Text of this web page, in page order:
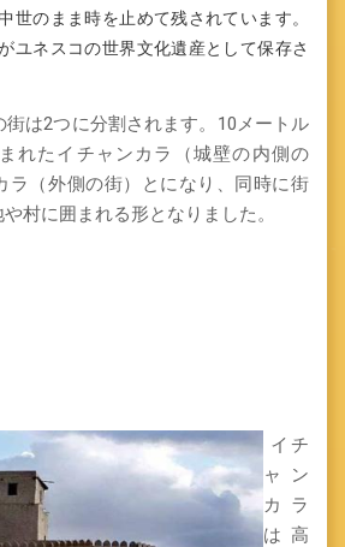
世のまま時を止めて残されています。
ユネスコの世界文化遺産として保存さ
は2つに分割されます。10メートル
れたイチャンカラ（城壁の内側の
ラ（外側の街）とになり、同時に街
村に囲まれる形となりました。
イチ
ャン
カラ
は高